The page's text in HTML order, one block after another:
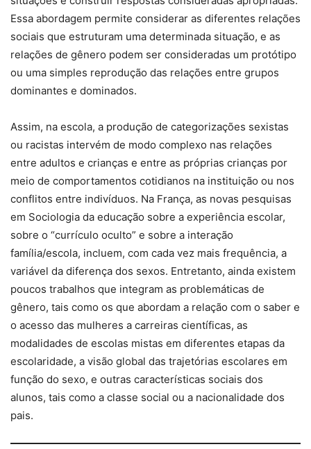
Essa abordagem permite considerar as diferentes relações
sociais que estruturam uma determinada situação, e as
relações de gênero podem ser consideradas um protótipo
ou uma simples reprodução das relações entre grupos
dominantes e dominados.
Assim, na escola, a produção de categorizações sexistas
ou racistas intervém de modo complexo nas relações
entre adultos e crianças e entre as próprias crianças por
meio de comportamentos cotidianos na instituição ou nos
conflitos entre indivíduos. Na França, as novas pesquisas
em Sociologia da educação sobre a experiência escolar,
sobre o “currículo oculto” e sobre a interação
família/escola, incluem, com cada vez mais frequência, a
variável da diferença dos sexos. Entretanto, ainda existem
poucos trabalhos que integram as problemáticas de
gênero, tais como os que abordam a relação com o saber e
o acesso das mulheres a carreiras científicas, as
modalidades de escolas mistas em diferentes etapas da
escolaridade, a visão global das trajetórias escolares em
função do sexo, e outras características sociais dos
alunos, tais como a classe social ou a nacionalidade dos
pais.